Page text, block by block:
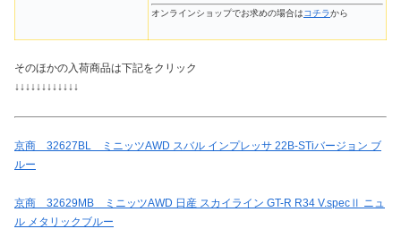
オンラインショップでお求めの場合はコチラから
そのほかの入荷商品は下記をクリック
↓↓↓↓↓↓↓↓↓↓↓↓
京商 32627BL ミニッツAWD スバル インプレッサ 22B-STiバージョン ブ
ルー
京商 32629MB ミニッツAWD 日産 スカイライン GT-R R34 V.specⅡ ニュ
ル メタリックブルー